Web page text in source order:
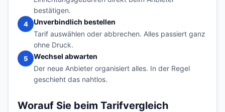
bestätigen.
4
Unverbindlich bestellen
Tarif auswählen oder abbrechen. Alles passiert ganz
ohne Druck.
5
Wechsel abwarten
Der neue Anbieter organisiert alles. In der Regel
geschieht das nahtlos.
Worauf Sie beim Tarifvergleich